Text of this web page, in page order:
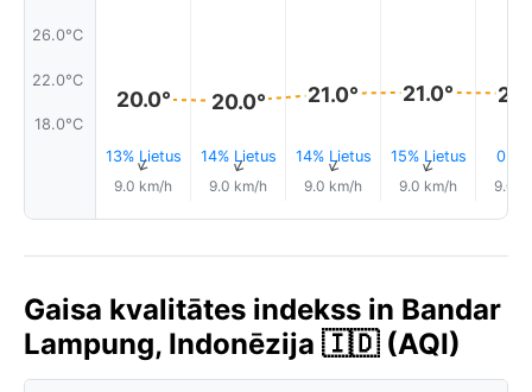
26.0°C
22.0°C
18.0°C
20.0°
13% Lietus
↑
9.0 km/h
20.0°
14% Lietus
↑
9.0 km/h
21.0°
14% Lietus
↑
9.0 km/h
21.0°
15% Lietus
↑
9.0 km/h
0.0
9.0
Gaisa kvalitātes indekss in Bandar
Lampung, Indonēzija 🇮🇩 (AQI)